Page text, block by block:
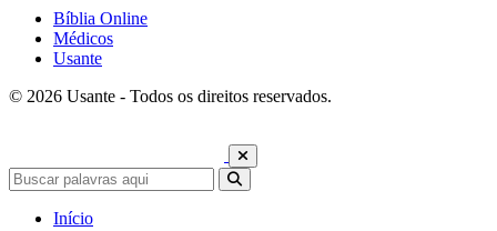
Bíblia Online
Médicos
Usante
© 2026 Usante - Todos os direitos reservados.
Início